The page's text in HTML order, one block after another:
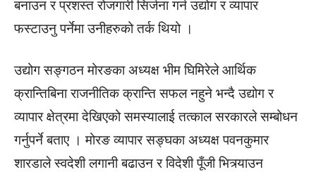
बनाउन र प्रशस्त रोजगारी सिर्जना गर्न उद्योग र व्यापार
फस्टाउनु पर्नेमा उनीहरुको तर्क थियो ।
उद्योग सङ्गठन मोरङका अध्यक्ष भीम घिमिरेले आर्थिक
क्रान्तिबिना राजनीतिक क्रान्ति सफल नहुने भन्दै उद्योग र
व्यापार क्षेत्रमा देखिएको समस्यालाई तत्काल सरकारले सम्बोधन
गर्नुपर्ने बताए । मोरङ व्यापार सङ्घका अध्यक्ष पवनकुमार
शारडाले स्वदेशी लगानी बढाउन र विदेशी पूँजी भित्र्याउन